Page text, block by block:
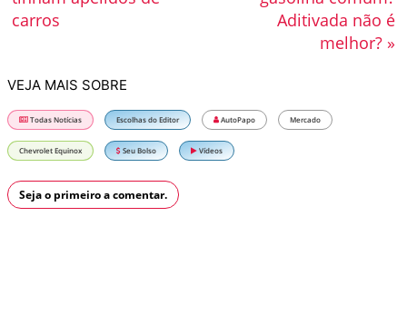
Aditivada não é
melhor? »
carros
VEJA MAIS SOBRE
Todas Notícias Escolhas do Editor AutoPapo Mercado
Chevrolet Equinox Seu Bolso Vídeos
Seja o primeiro a comentar.